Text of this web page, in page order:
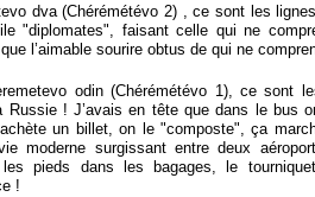
dva (Chérémétévo 2) , ce sont les
"diplomates", faisant celle qui ne
que l’aimable sourire obtus de qui ne
odin (Chérémétévo 1), ce sont
Russie ! J’avais en tête que dans le bus
un billet, on le "composte", ça
moderne surgissant entre deux
les pieds dans les bagages, le
!